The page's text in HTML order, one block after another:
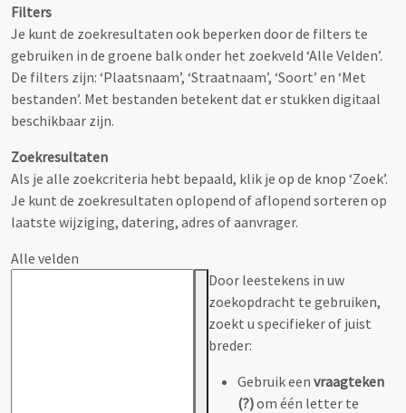
Filters
Je kunt de zoekresultaten ook beperken door de filters te
gebruiken in de groene balk onder het zoekveld ‘Alle Velden’.
De filters zijn: ‘Plaatsnaam’, ‘Straatnaam’, ‘Soort’ en ‘Met
bestanden’. Met bestanden betekent dat er stukken digitaal
beschikbaar zijn.
Zoekresultaten
Als je alle zoekcriteria hebt bepaald, klik je op de knop ‘Zoek’.
Je kunt de zoekresultaten oplopend of aflopend sorteren op
laatste wijziging, datering, adres of aanvrager.
Alle velden
Door leestekens in uw
zoekopdracht te gebruiken,
zoekt u specifieker of juist
breder:
Gebruik een vraagteken
(?)om één letter te